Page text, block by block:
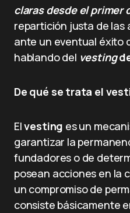
claras desde el primer
repartición justa de las
ante un eventual éxito
hablando del vesting
De qué se trata el
Elvesting es un
garantizar la
fundadores o de
posean acciones en la
un compromiso de
consiste básicamente